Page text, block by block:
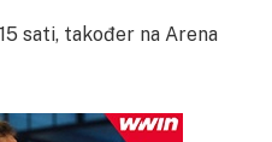
sati, također na Arena